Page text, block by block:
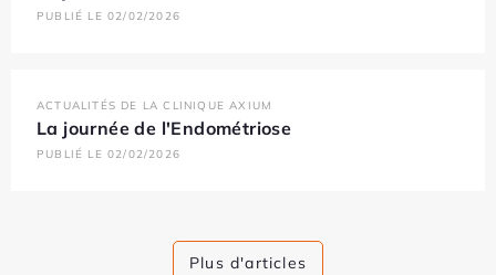
PUBLIÉ LE 02/02/2026
ACTUALITÉS DE LA CLINIQUE AXIUM
La journée de l'Endométriose
PUBLIÉ LE 02/02/2026
Plus d'articles